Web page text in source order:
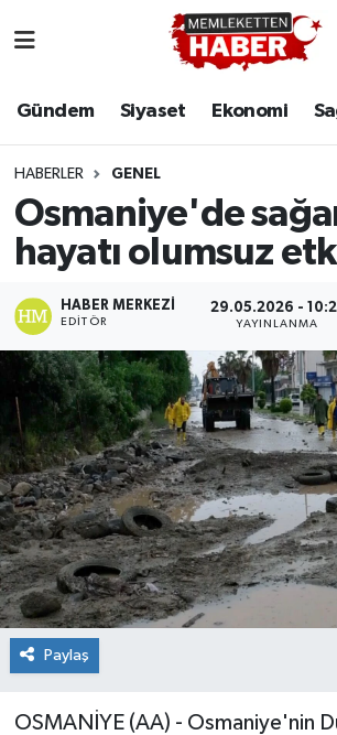
Gündem Siyaset Ekonomi
HABERLER GENEL
Osmaniye'de
hayatı olumsuz
HABER MERKEZI
EDITÖR
29.05.2026 - 10:21
YAYINLANMA
Paylaş
OSMANİYE (AA) - Osmaniye'nin